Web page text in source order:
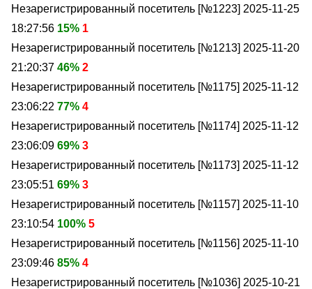
Незарегистрированный посетитель [№1223] 2025-11-25
18:27:56 15% 1
Незарегистрированный посетитель [№1213] 2025-11-20
21:20:37 46% 2
Незарегистрированный посетитель [№1175] 2025-11-12
23:06:22 77% 4
Незарегистрированный посетитель [№1174] 2025-11-12
23:06:09 69% 3
Незарегистрированный посетитель [№1173] 2025-11-12
23:05:51 69% 3
Незарегистрированный посетитель [№1157] 2025-11-10
23:10:54 100% 5
Незарегистрированный посетитель [№1156] 2025-11-10
23:09:46 85% 4
Незарегистрированный посетитель [№1036] 2025-10-21